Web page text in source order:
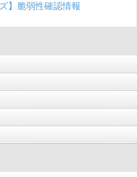
】脆弱性確認情報